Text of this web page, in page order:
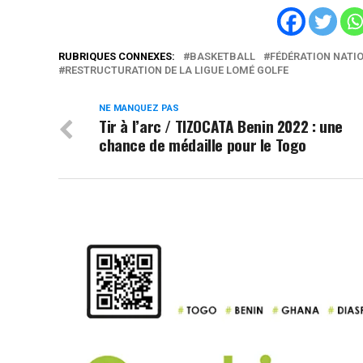
RUBRIQUES CONNEXES: BASKETBALL
FÉDÉRATION
RESTRUCTURATION DE LA LIGUE LOMÉ GOLFE
NE MANQUEZ PAS
Tir à l’arc / TIZOCATA Benin 2022 : une
chance de médaille pour le Togo